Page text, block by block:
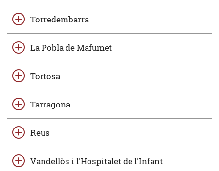
Torredembarra
La Pobla de Mafumet
Tortosa
Tarragona
Reus
Vandellòs i l'Hospitalet de l'Infant